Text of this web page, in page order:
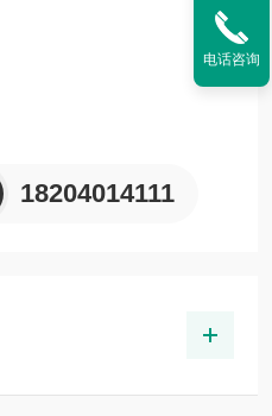
18204014111
电话咨询